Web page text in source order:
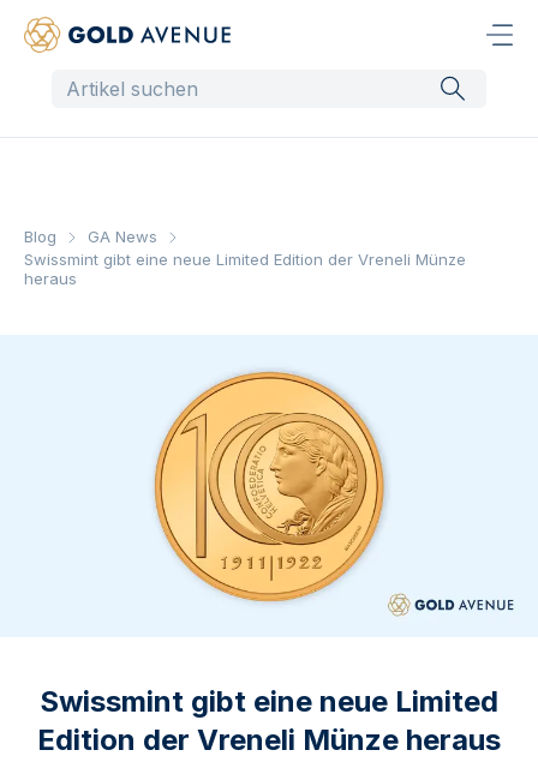
Blog
GA News
Swissmint gibt eine neue Limited Edition der Vreneli Münze
heraus
Swissmint gibt eine neue Limited
Edition der Vreneli Münze heraus